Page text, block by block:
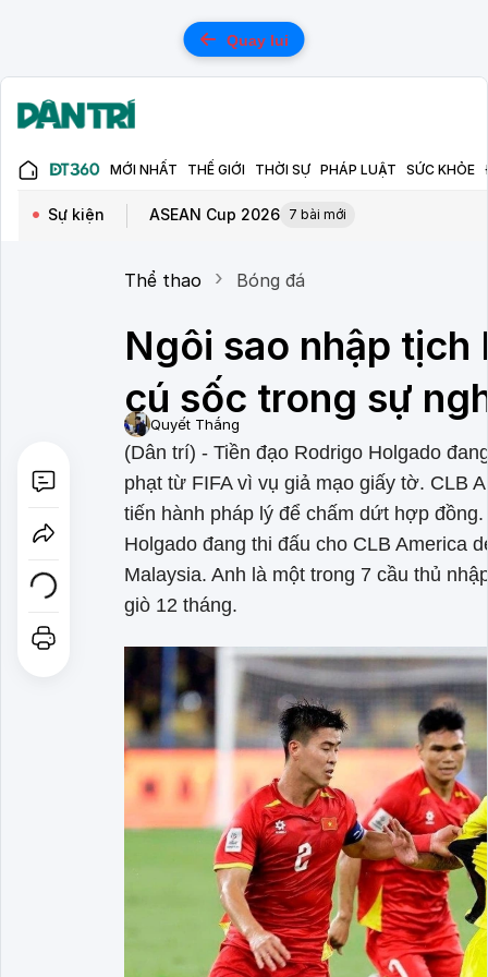
Quay lui